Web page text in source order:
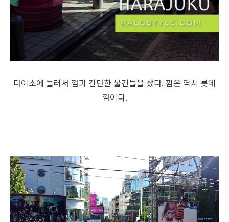
다이소에 들러서 껌과 간단한 물건들을 샀다. 껌은 역시 롯데
껌이다.